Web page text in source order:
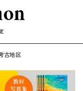
ンナビ
古地区